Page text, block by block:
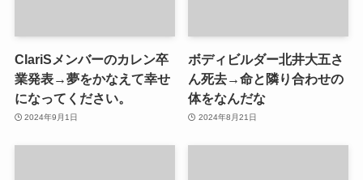
ClariSメンバーのカレン卒
業発表→夢をかなえて幸せ
になってください。
2024年9月1日
ボディビルダー北井大五さ
ん死去→命と隣り合わせの
体をなんだな
2024年8月21日